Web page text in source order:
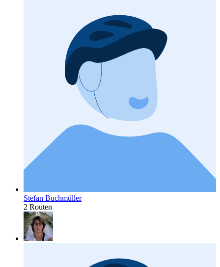
Stefan Buchmüller
2 Routen